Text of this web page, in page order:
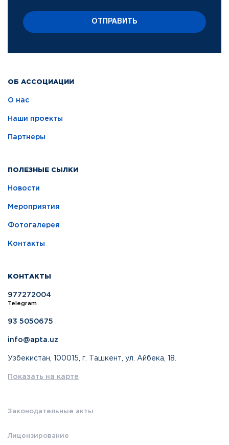
ОБ АССОЦИАЦИИ
О нас
Наши проекты
Партнеры
ПОЛЕЗНЫЕ СЫЛКИ
Новости
Мероприятия
Фотогалерея
Контакты
КОНТАКТЫ
977272004
Telegram
93 5050675
info@apta.uz
Узбекистан, 100015, г. Ташкент, ул. Айбека, 18.
Показать на карте
Законодательные акты
Лицензирование
ОТПРАВИТЬ